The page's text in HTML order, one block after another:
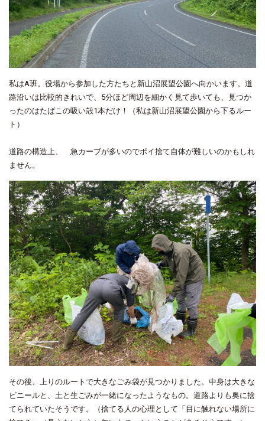
私はA班。役場から参加した方たちと新山沼展望公園へ向かいます。道
路沿いは比較的きれいで、5分ほど周辺を細かく見て歩いても、見つか
ったのはたばこの吸い殻1本だけ！（私は新山沼展望公園から下るルー
ト）
道路の構造上、 急カーブが多いのでポイ捨て自体が難しいのかもしれ
ません。
その後、上りのルートで大きなごみ袋が見つかりました。中身は大きな
ビニールと、土と生ごみが一緒になったようなもの。道路よりも奥に捨
てられていたそうです。（捨てる人の心理として「目に触れない場所に